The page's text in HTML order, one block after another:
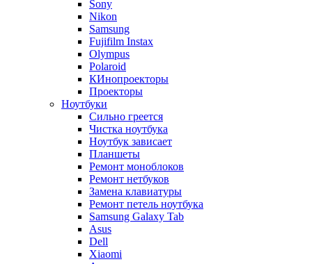
Sony
Nikon
Samsung
Fujifilm Instax
Olympus
Polaroid
КИнопроекторы
Проекторы
Ноутбуки
Сильно греется
Чистка ноутбука
Ноутбук зависает
Планшеты
Ремонт моноблоков
Ремонт нетбуков
Замена клавиатуры
Ремонт петель ноутбука
Samsung Galaxy Tab
Asus
Dell
Xiaomi